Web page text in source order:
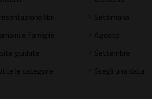
libri
e famiglie
guidate
le categorie
Settimana
Agosto
Settembre
Scegli una data